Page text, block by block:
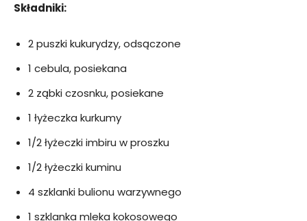
Składniki:
2 puszki kukurydzy, odsączone
1 cebula, posiekana
2 ząbki czosnku, posiekane
1 łyżeczka kurkumy
1/2 łyżeczki imbiru w proszku
1/2 łyżeczki kuminu
4 szklanki bulionu warzywnego
1 szklanka mleka kokosowego